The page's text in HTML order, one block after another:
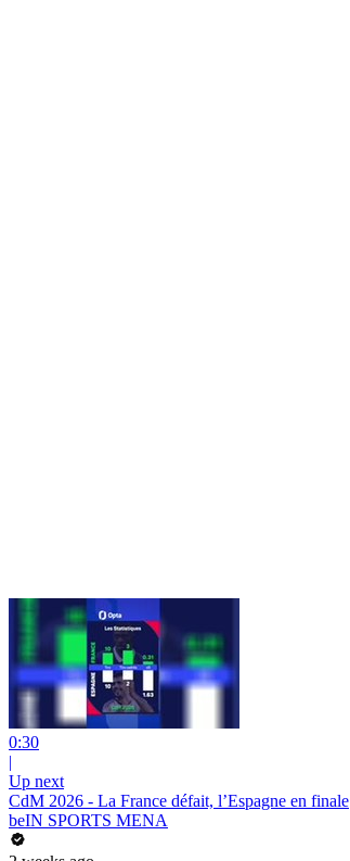
0:30
|
Up next
CdM 2026 - La France défait, l’Espagne en finale
beIN SPORTS MENA